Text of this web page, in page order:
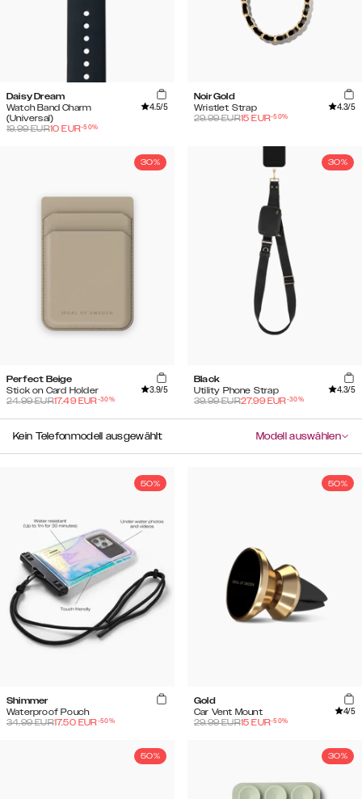
Daisy Dream
Watch Band Charm
(Universal)
4.5/5
19.99EUR10 EUR-50%
Noir Gold
Wristlet Strap
4.3/5
29.99EUR15 EUR-50%
30%
Perfect Beige
Stick on Card Holder
3.9/5
24.99EUR17.49 EUR-30%
30%
Black
Utility Phone Strap
4.3/5
39.99EUR27.99 EUR-30%
Kein Telefonmodell ausgewählt Modell auswählen
50%
Shimmer
Waterproof Pouch
34.99EUR17.50 EUR-50%
50%
Gold
Car Vent Mount
4/5
29.99EUR15 EUR-50%
50% 30%